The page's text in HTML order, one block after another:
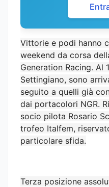
Vittorie e podi hanno
weekend da corsa
Generation Racing. Al
Settingiano, sono
seguito a quelli già
dai portacolori NGR.
socio pilota Rosario
trofeo Italfem,
particolare sfida.
Terza posizione